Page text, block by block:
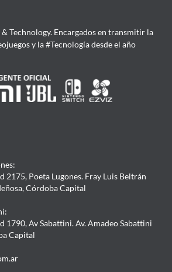
& Technology. Encargados en transmitir la
y la #Tecnología desde el año
2175, Poeta Lugones. Fray Luis Beltrán
Córdoba Capital
1790, Av Sabattini. Av. Amadeo Sabattini
Capital